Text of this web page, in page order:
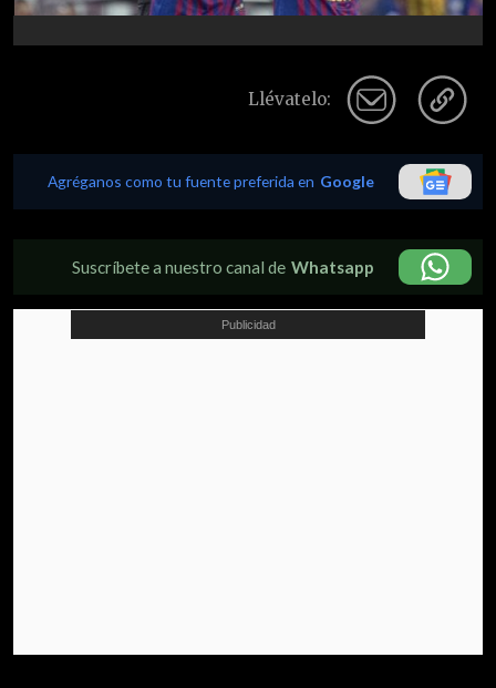
Llévatelo:
Agréganos como tu fuente preferida en Google
Suscríbete a nuestro canal de Whatsapp